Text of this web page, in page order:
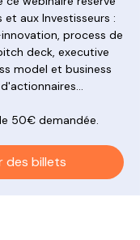
et aux Investisseurs :
process de
deck, executive
model et business
50€ demandée.
des billets